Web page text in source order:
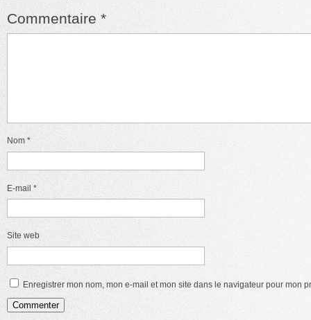
Commentaire *
Nom *
E-mail *
Site web
Enregistrer mon nom, mon e-mail et mon site dans le navigateur pour mon